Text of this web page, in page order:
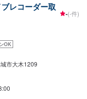
い。<ご希望と条件に応じ
リティの提供はもちろん、お
限り下げない処理をいかに
。【1】オファーにてお問
ただければ作業開始【4】
１日～２日程度で納車とな
。予めご了承ください。---
つけてお越しください。駐
してください。受付はス
さい。ご案内いたしま
レコーダー取
-(-件)
OK
市大木1209